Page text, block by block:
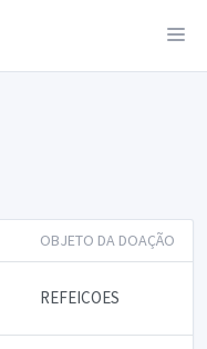
OBJETO DA DOAÇÃO
REFEICOES